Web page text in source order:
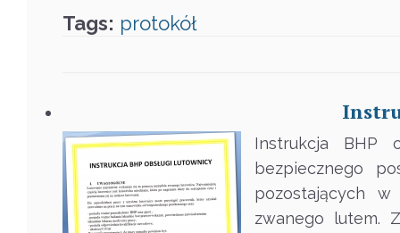
Tags: protokół
Instrukcja BHP
bezpiecznego
pozostających
zwanego lutem.